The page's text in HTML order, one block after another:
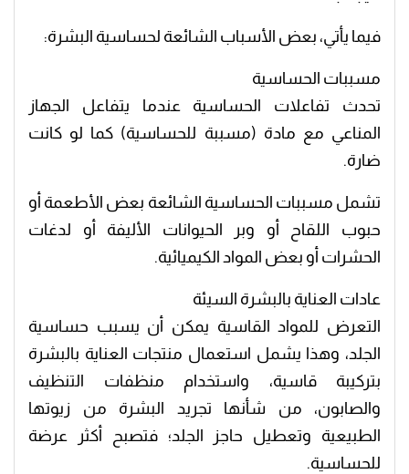
فيما يأتي، بعض الأسباب الشائعة لحساسية البشرة:
مسببات الحساسية
تحدث تفاعلات الحساسية عندما يتفاعل الجهاز
المناعي مع مادة (مسببة للحساسية) كما لو كانت
ضارة.
تشمل مسببات الحساسية الشائعة بعض الأطعمة أو
حبوب اللقاح أو وبر الحيوانات الأليفة أو لدغات
الحشرات أو بعض المواد الكيميائية.
عادات العناية بالبشرة السيئة
التعرض للمواد القاسية يمكن أن يسبب حساسية
الجلد، وهذا يشمل استعمال منتجات العناية بالبشرة
بتركيبة قاسية، واستخدام منظفات التنظيف
والصابون، من شأنها تجريد البشرة من زيوتها
الطبيعية وتعطيل حاجز الجلد؛ فتصبح أكثر عرضة
للحساسية.